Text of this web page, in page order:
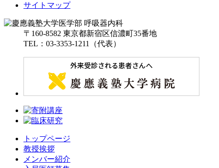
サイトマップ
〒160-8582 東京都新宿区信濃町35番地
TEL：03-3353-1211（代表）
トップページ
教授挨拶
メンバー紹介